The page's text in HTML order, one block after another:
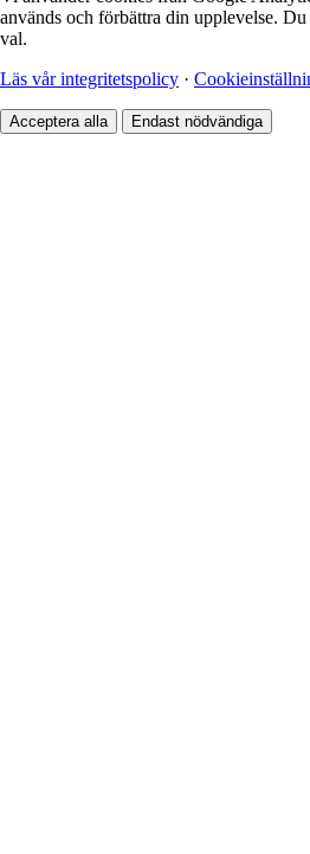
används och förbättra din upplevelse.
val.
Läs vår integritetspolicy ·
Acceptera alla Endast nödvändiga